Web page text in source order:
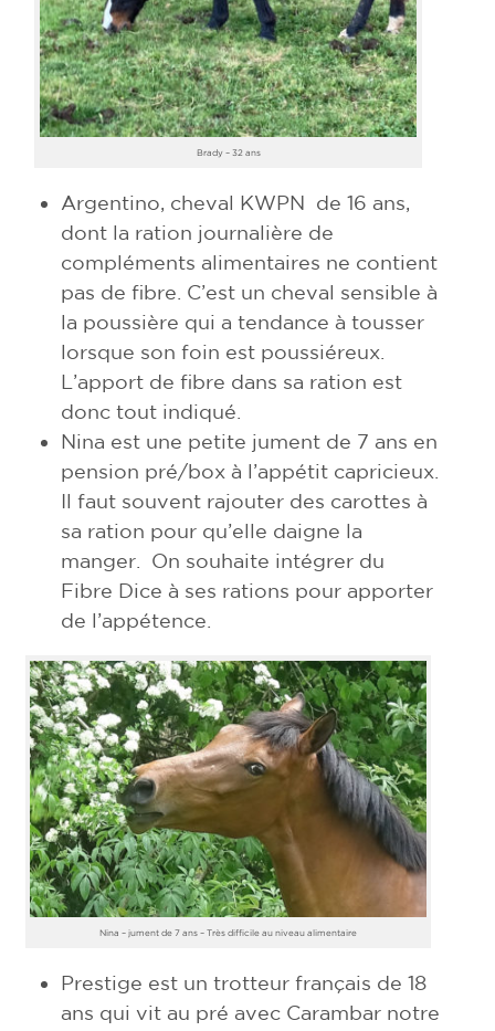
Brady – 32 ans
Argentino, cheval KWPN de 16 ans,
dont la ration journalière de
compléments alimentaires ne contient
pas de fibre. C’est un cheval sensible à
la poussière qui a tendance à tousser
lorsque son foin est poussiéreux.
L’apport de fibre dans sa ration est
donc tout indiqué.
Nina est une petite jument de 7 ans en
pension pré/box à l’appétit capricieux.
Il faut souvent rajouter des carottes à
sa ration pour qu’elle daigne la
manger. On souhaite intégrer du
Fibre Dice à ses rations pour apporter
de l’appétence.
Nina – jument de 7 ans – Très difficile au niveau alimentaire
Prestige est un trotteur français de 18
ans qui vit au pré avec Carambar notre